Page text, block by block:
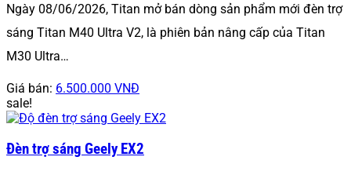
Ngày 08/06/2026, Titan mở bán dòng sản phẩm mới đèn trợ
sáng Titan M40 Ultra V2, là phiên bản nâng cấp của Titan
M30 Ultra…
Giá bán: 6.500.000 VNĐ
sale!
Đèn trợ sáng Geely EX2